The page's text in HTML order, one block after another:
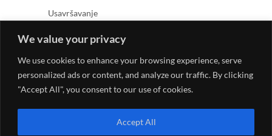
We value your privacy
We use cookies to enhance your browsing experience, serve
personalized ads or content, and analyze our traffic. By clicking
"Accept All", you consent to our use of cookies.
Accept All
Usavršavanje
Zabava
Zanimljivosti